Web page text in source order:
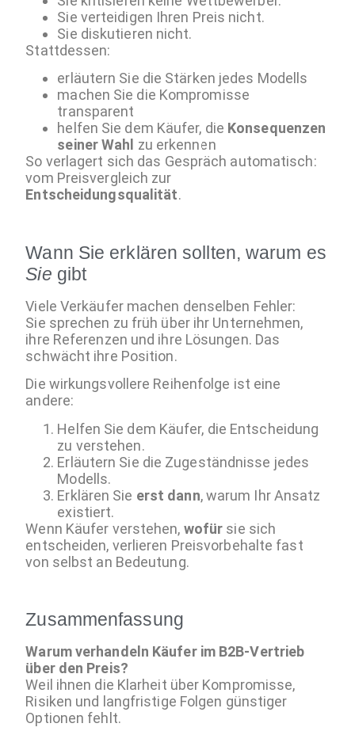
Sie verteidigen Ihren Preis nicht.
Sie diskutieren nicht.
Stattdessen:
erläutern Sie die Stärken jedes Modells
machen Sie die Kompromisse
transparent
helfen Sie dem Käufer, die Konsequenzen
seiner Wahl zu erkennen
So verlagert sich das Gespräch automatisch:
vom Preisvergleich zur
Entscheidungsqualität.
Wann Sie erklären sollten, warum es
Sie gibt
Viele Verkäufer machen denselben Fehler:
Sie sprechen zu früh über ihr Unternehmen,
ihre Referenzen und ihre Lösungen. Das
schwächt ihre Position.
Die wirkungsvollere Reihenfolge ist eine
andere:
Helfen Sie dem Käufer, die Entscheidung
zu verstehen.
Erläutern Sie die Zugeständnisse jedes
Modells.
Erklären Sie erst dann, warum Ihr Ansatz
existiert.
Wenn Käufer verstehen, wofür sie sich
entscheiden, verlieren Preisvorbehalte fast
von selbst an Bedeutung.
Zusammenfassung
Warum verhandeln Käufer im B2B-Vertrieb
über den Preis?
Weil ihnen die Klarheit über Kompromisse,
Risiken und langfristige Folgen günstiger
Optionen fehlt.